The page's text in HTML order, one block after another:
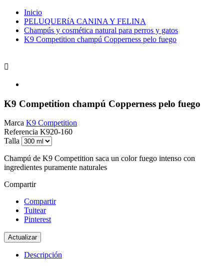
Inicio
PELUQUERíA CANINA Y FELINA
Champús y cosmética natural para perros y gatos
K9 Competition champú Copperness pelo fuego

K9 Competition champú Copperness pelo fuego
Marca K9 Competition
Referencia K920-160
Talla
Champú de K9 Competition saca un color fuego intenso con
ingredientes puramente naturales
Compartir
Compartir
Tuitear
Pinterest
Descripción